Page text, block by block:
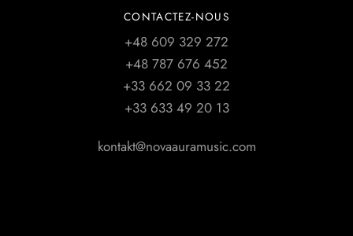
CONTACTEZ-NOUS
+48 609 329 272
+48 787 676 452
+33 662 09 33 22
+33 633 49 20 13
kontakt@novaauramusic.com